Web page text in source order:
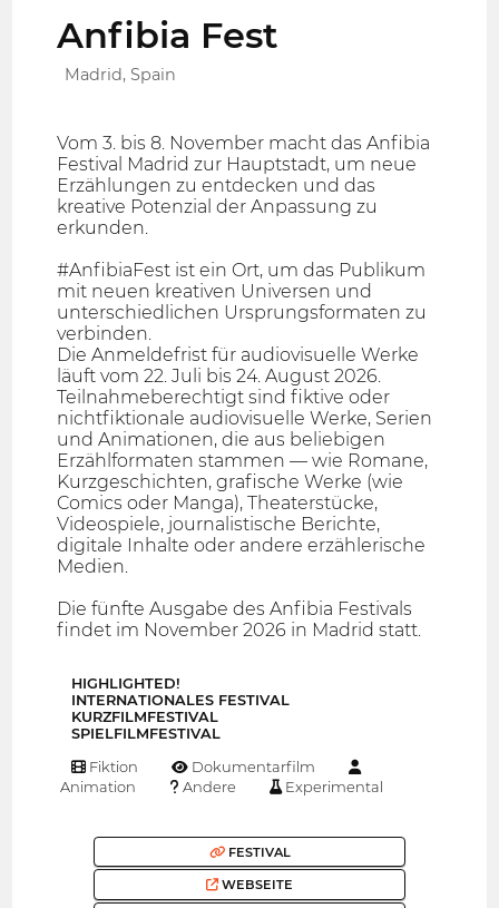
Anfibia Fest
Madrid, Spain
Vom 3. bis 8. November macht das Anfibia
Festival Madrid zur Hauptstadt, um neue
Erzählungen zu entdecken und das
kreative Potenzial der Anpassung zu
erkunden.
#AnfibiaFest ist ein Ort, um das Publikum
mit neuen kreativen Universen und
unterschiedlichen Ursprungsformaten zu
verbinden.
Die Anmeldefrist für audiovisuelle Werke
läuft vom 22. Juli bis 24. August 2026.
Teilnahmeberechtigt sind fiktive oder
nichtfiktionale audiovisuelle Werke, Serien
und Animationen, die aus beliebigen
Erzählformaten stammen — wie Romane,
Kurzgeschichten, grafische Werke (wie
Comics oder Manga), Theaterstücke,
Videospiele, journalistische Berichte,
digitale Inhalte oder andere erzählerische
Medien.
Die fünfte Ausgabe des Anfibia Festivals
findet im November 2026 in Madrid statt.
HIGHLIGHTED!
INTERNATIONALES FESTIVAL
KURZFILMFESTIVAL
SPIELFILMFESTIVAL
Fiktion
Dokumentarfilm
Animation
Andere Experimental
FESTIVAL
WEBSEITE